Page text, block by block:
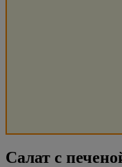
Салат с